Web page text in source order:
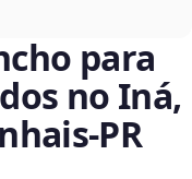
para
no Iná,